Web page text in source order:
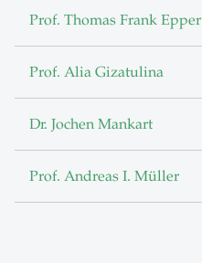
Prof. Thomas Frank Epper
Prof. Alia Gizatulina
Dr. Jochen Mankart
Prof. Andreas I. Müller